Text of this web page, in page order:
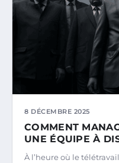
8 DÉCEMBRE 2025
COMMENT
UNE ÉQUIPE À
À l’heure où le